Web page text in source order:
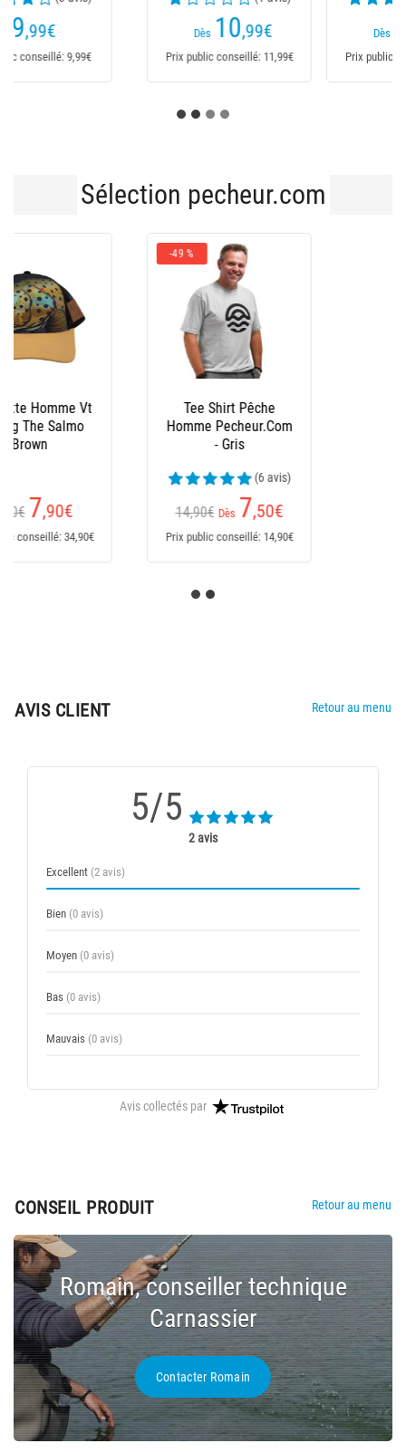
Prix public conseillé: 29,99€
11,49€
Prix public conseillé: 11,49€
Sélection pecheur.com
Bonnet Peche
Pecheur.Com
Réversible - Noir/Kaki
(6 avis)
9,90€ 5,60€
Prix public conseillé: 9,90€
AVIS CLIENT Retour au menu
5/5
2 avis
Excellent (2 avis)
Bien (0 avis)
Moyen (0 avis)
Bas (0 avis)
Mauvais (0 avis)
Avis collectés par
CONSEIL PRODUIT Retour au menu
Romain, conseiller technique
Carnassier
Contacter Romain